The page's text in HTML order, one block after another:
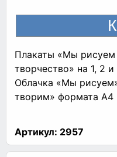
Плакаты «Мы
творчество» на 1, 2
Облачка «Мы
творим» формата А4
Артикул: 2957